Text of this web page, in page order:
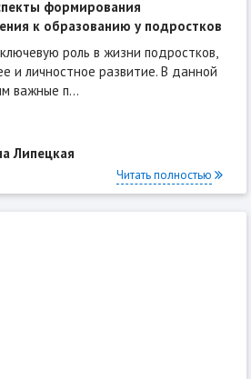
формирования
к образованию у подростков
роль в жизни подростков,
и личностное развитие. В данной
важные п...
Липецкая
Читать полностью